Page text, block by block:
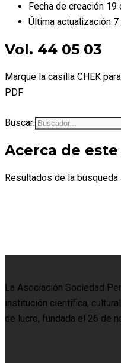
Fecha de creación 19
Última actualización 7
Vol. 44 05 03
Marque la casilla CHEK
PDF
Buscar:
Acerca de
Resultados de la búsqueda
La Asociación Sociedad
institución científica,
de lucro, fundada el 26 de